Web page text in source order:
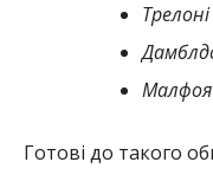
Трелоні
Готові до такого